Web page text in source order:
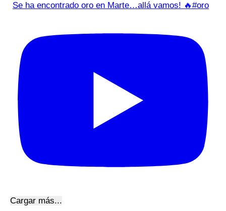
Se ha encontrado oro en Marte…allá vamos! 🔥#oro
Cargar más...